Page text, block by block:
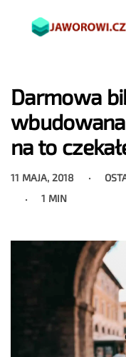
Darmowa
na to
11 MAJA, 2018
1 MIN